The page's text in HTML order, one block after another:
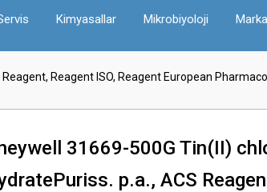
Kimyasallar Mikrobiyoloji
Reagent ISO, Reagent European
31669-500G Tin(II)
p.a., ACS